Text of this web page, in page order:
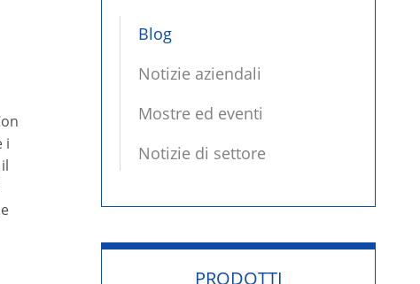
i
Blog
Notizie aziendali
Mostre ed eventi
Notizie di settore
PRODOTTI